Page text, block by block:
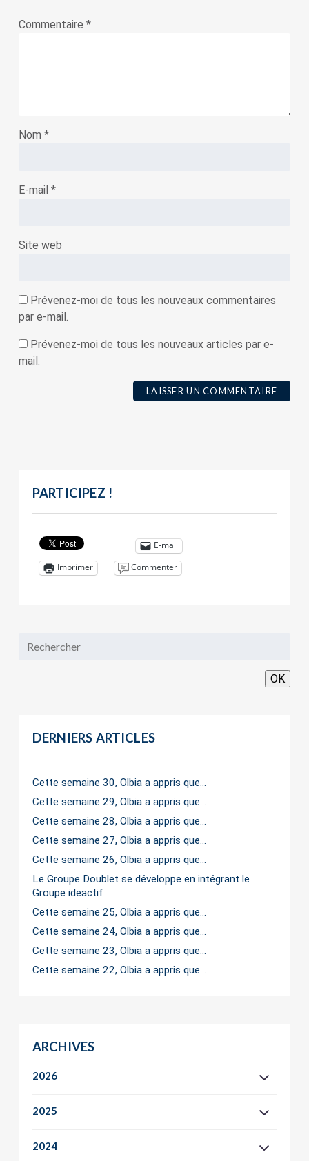
Commentaire *
Nom *
E-mail *
Site web
Prévenez-moi de tous les nouveaux commentaires
par e-mail.
Prévenez-moi de tous les nouveaux articles par e-
mail.
PARTICIPEZ !
E-mail
Imprimer
Commenter
OK
DERNIERS ARTICLES
Cette semaine 30, Olbia a appris que…
Cette semaine 29, Olbia a appris que…
Cette semaine 28, Olbia a appris que…
Cette semaine 27, Olbia a appris que…
Cette semaine 26, Olbia a appris que…
Le Groupe Doublet se développe en intégrant le
Groupe ideactif
Cette semaine 25, Olbia a appris que…
Cette semaine 24, Olbia a appris que…
Cette semaine 23, Olbia a appris que…
Cette semaine 22, Olbia a appris que…
ARCHIVES
2026
2025
2024